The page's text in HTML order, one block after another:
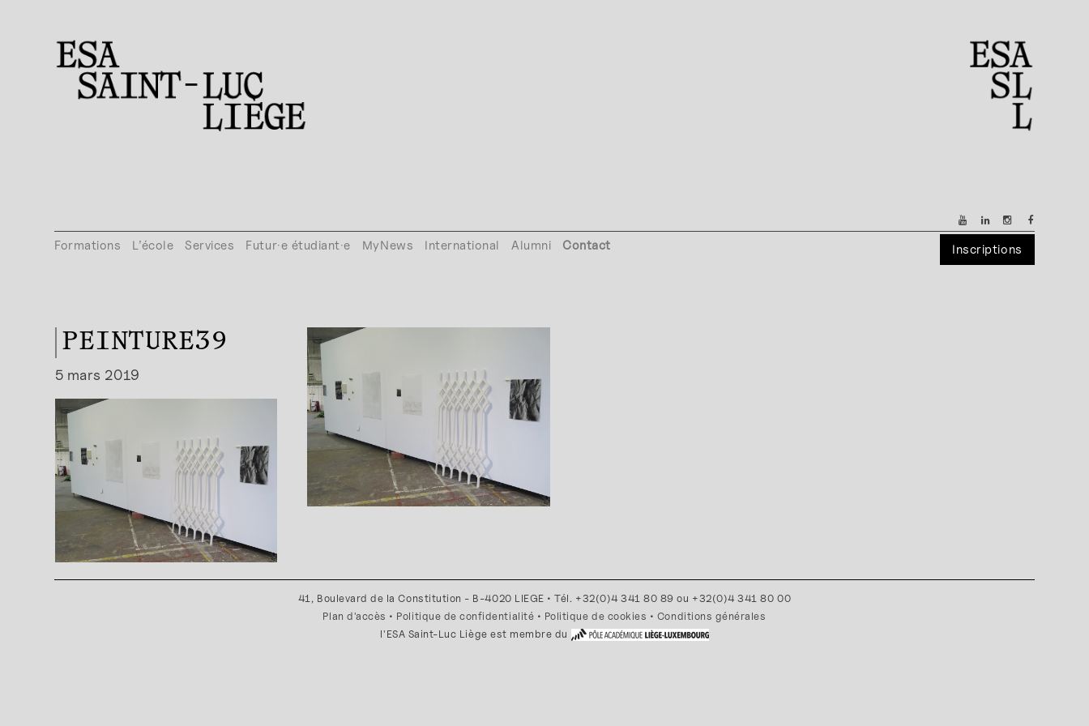
Formations L’école Services Futur·e étudiant·e MyNews International Alumni Contact Inscriptions
PEINTURE39
5 mars 2019
41, Boulevard de la Constitution - B-4020 LIEGE • Tél. +32(0)4 341 80 89 ou +32(0)4 341 80 00
Plan d'accès • Politique de confidentialité • Politique de cookies • Conditions générales
l'ESA Saint-Luc Liège est membre du